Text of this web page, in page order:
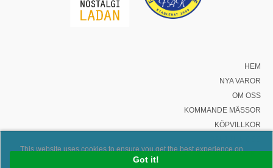
Got it!
This website uses cookies to ensure you get the best experience on
HEM
NYA VAROR
OM OSS
KOMMANDE MÄSSOR
KÖPVILLKOR